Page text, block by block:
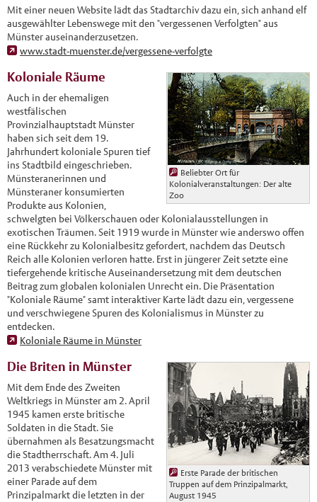
Mit einer neuen Website lädt das Stadtarchiv dazu ein, sich anhand elf
ausgewählter Lebenswege mit den "vergessenen Verfolgten" aus
Münster auseinanderzusetzen.
www.stadt-muenster.de/vergessene-verfolgte
Beliebter Ort für
Kolonialveranstaltungen: Der alte
Zoo
Koloniale Räume
Auch in der ehemaligen
westfälischen
Provinzialhauptstadt Münster
haben sich seit dem 19.
Jahrhundert koloniale Spuren tief
ins Stadtbild eingeschrieben.
Münsteranerinnen und
Münsteraner konsumierten
Produkte aus Kolonien,
schwelgten bei Völkerschauen oder Kolonialausstellungen in
exotischen Träumen. Seit 1919 wurde in Münster wie anderswo offen
eine Rückkehr zu Kolonialbesitz gefordert, nachdem das Deutsch
Reich alle Kolonien verloren hatte. Erst in jüngerer Zeit setzte eine
tiefergehende kritische Auseinandersetzung mit dem deutschen
Beitrag zum globalen kolonialen Unrecht ein. Die Präsentation
"Koloniale Räume" samt interaktiver Karte lädt dazu ein, vergessene
und verschwiegene Spuren des Kolonialismus in Münster zu
entdecken.
Koloniale Räume in Münster
Erste Parade der britischen
Truppen auf dem Prinzipalmarkt,
August 1945
Die Briten in Münster
Mit dem Ende des Zweiten
Weltkriegs in Münster am 2. April
1945 kamen erste britische
Soldaten in die Stadt. Sie
übernahmen als Besatzungsmacht
die Stadtherrschaft. Am 4. Juli
2013 verabschiedete Münster mit
einer Parade auf dem
Prinzipalmarkt die letzten in der